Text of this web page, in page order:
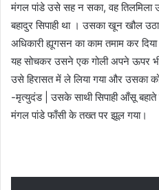
मंगल पांडे उसे सह न सका, वह तिलमिला
बहादुर सिपाही था । उसका खून खौल
अधिकारी ह्यूगसन का काम तमाम कर
यह सोचकर उसने एक गोली अपने ऊपर भी
उसे हिरासत में ले लिया गया और उसका
-मृत्युदंड | उसके साथी सिपाही आँसू
मंगल पांडे फाँसी के तख्त पर झूल गया।